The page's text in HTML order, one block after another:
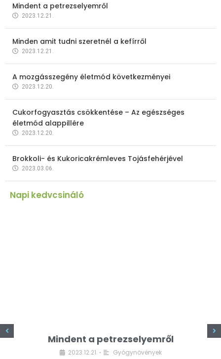
Mindent a petrezselyemről
2023.12.21.
Minden amit tudni szeretnél a kefírről
2023.12.21.
A mozgásszegény életmód következményei
2023.12.20.
Cukorfogyasztás csökkentése – Az egészséges
életmód alappillére
2023.12.20.
Brokkoli- és Kukoricakrémleves Tojásfehérjével
2023.03.06.
Napi kedvcsináló
Mindent a petrezselyemről
2023.12.21. • Gyógynövények